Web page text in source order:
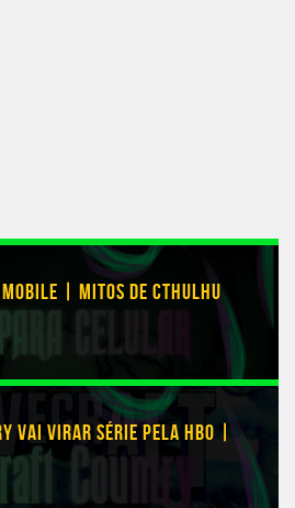
MOBILE | MITOS DE CTHULHU
VAI VIRAR SÉRIE PELA HBO |